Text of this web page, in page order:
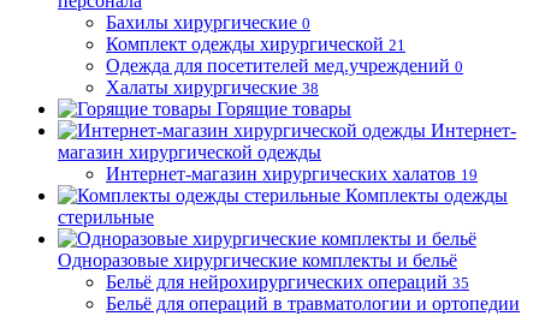
Бахилы хирургические 0
Комплект одежды хирургической 21
Одежда для посетителей мед.учреждений 0
Халаты хирургические 38
Горящие товары
Интернет-
магазин хирургической одежды
Интернет-магазин хирургических халатов 19
Комплекты одежды
стерильные
Одноразовые хирургические комплекты и бельё
Бельё для нейрохирургических операций 35
Бельё для операций в травматологии и ортопедии